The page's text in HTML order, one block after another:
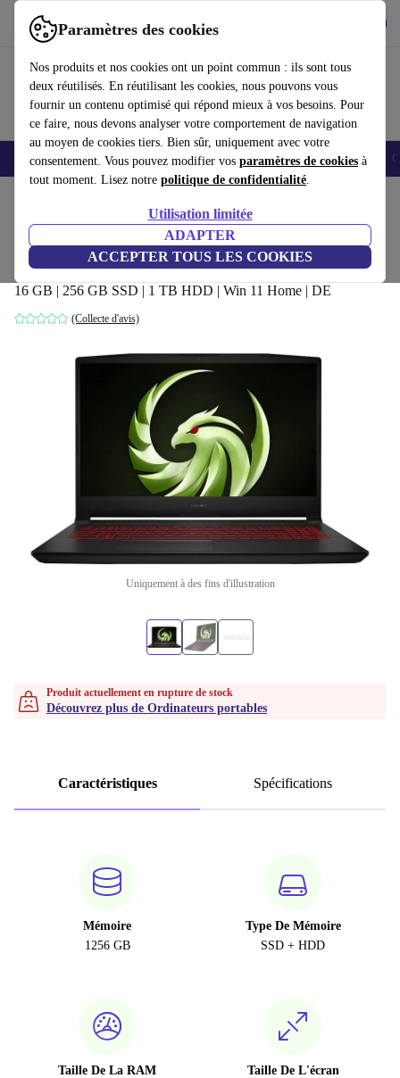
Paramètres des cookies
Nos produits et nos cookies ont un point commun : ils sont tous
deux réutilisés. En réutilisant les cookies, nous pouvons vous
fournir un contenu optimisé qui répond mieux à vos besoins. Pour
ce faire, nous devons analyser votre comportement de navigation
au moyen de cookies tiers. Bien sûr, uniquement avec votre
consentement. Vous pouvez modifier vos paramètres de cookies à
tout moment. Lisez notre politique de confidentialité.
Utilisation limitée
ADAPTER
ACCEPTER TOUS LES COOKIES
Utilisez refurbed rapidement et facilement
Smartphones Laptops Tablettes Montres connectées Accessoires
MSI Bravo 17 A4DDR | Ryzen 7 4800H |
17.3"
16 GB | 256 GB SSD | 1 TB HDD | Win 11 Home | DE
(Collecte d'avis)
Uniquement à des fins d'illustration
Produit actuellement en rupture de stock
Découvrez plus de Ordinateurs portables
Caractéristiques Spécifications
Mémoire
1256 GB
Type De Mémoire
SSD + HDD
Taille De La RAM
Taille De L'écran